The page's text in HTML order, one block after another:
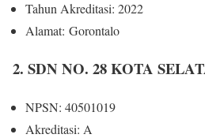
Tahun Akreditasi: 2022
Alamat: Gorontalo
2. SDN NO. 28 KOTA
NPSN: 40501019
Akreditasi: A